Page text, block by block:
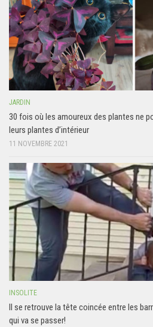
JARDIN
30 fois où les amoureux des plantes ne
leurs plantes d’intérieur
11 NOVEMBRE 2021
INSOLITE
Il se retrouve la tête coincée entre les
qui va se passer!